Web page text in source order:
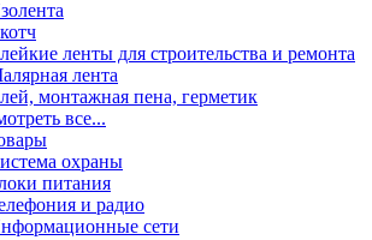
ленты для строительства и ремонта
лента
монтажная пена, герметик
все...
охраны
питания
и радио
сети